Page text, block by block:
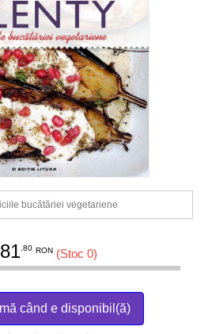
bucătăriei vegetariene
81.80 RON (Stoc 0)
când e disponibil(ă)